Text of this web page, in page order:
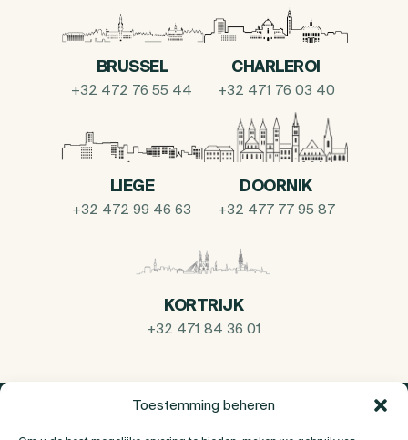
Toestemming beheren
BRUSSEL
+32 472 76 55 44
CHARLEROI
+32 471 76 03 40
LIEGE
+32 472 99 46 63
DOORNIK
+32 477 77 95 87
KORTRIJK
+32 471 84 36 01